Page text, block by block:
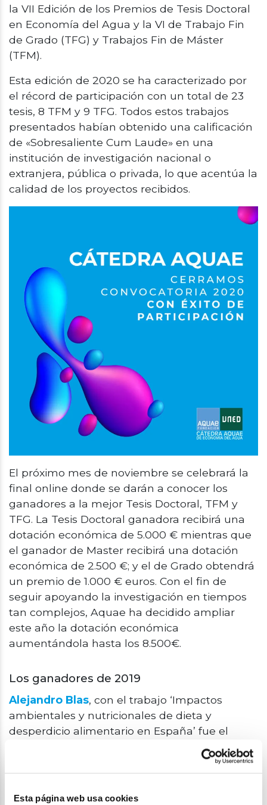
Esta página web usa cookies
la VII Edición de los Premios de Tesis Doctoral
en Economía del Agua y la VI de Trabajo Fin
de Grado (TFG) y Trabajos Fin de Máster
(TFM).
Esta edición de 2020 se ha caracterizado por
el récord de participación con un total de 23
tesis, 8 TFM y 9 TFG. Todos estos trabajos
presentados habían obtenido una calificación
de «Sobresaliente Cum Laude» en una
institución de investigación nacional o
extranjera, pública o privada, lo que acentúa la
calidad de los proyectos recibidos.
El próximo mes de noviembre se celebrará la
final online donde se darán a conocer los
ganadores a la mejor Tesis Doctoral, TFM y
TFG. La Tesis Doctoral ganadora recibirá una
dotación económica de 5.000 € mientras que
el ganador de Master recibirá una dotación
económica de 2.500 €; y el de Grado obtendrá
un premio de 1.000 € euros. Con el fin de
seguir apoyando la investigación en tiempos
tan complejos, Aquae ha decidido ampliar
este año la dotación económica
aumentándola hasta los 8.500€.
Los ganadores de 2019
Alejandro Blas, con el trabajo ‘Impactos
ambientales y nutricionales de dieta y
desperdicio alimentario en España’ fue el
ganador de la VI edición de los Premios Tesis
los patrones de consumo actuales en hogares